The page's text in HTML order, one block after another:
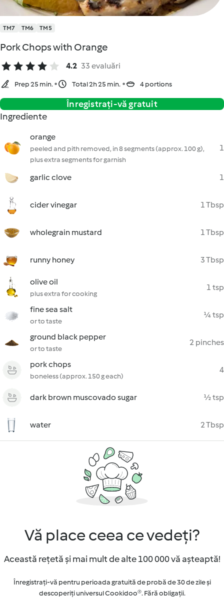
TM7 TM6 TM5
Pork Chops with Orange
4.2 33 evaluări
Prep 25 min. Total 2h 25 min. 4 portions
Înregistrați-vă gratuit
Ingrediente
orange
peeled and pith removed, in 8 segments (approx. 100 g),
plus extra segments for garnish
1
garlic clove 1
cider vinegar 1 Tbsp
wholegrain mustard 1 Tbsp
runny honey 3 Tbsp
olive oil
plus extra for cooking
1 tsp
fine sea salt
or to taste
¼ tsp
ground black pepper
or to taste
2 pinches
pork chops
boneless (approx. 150 g each)
4
dark brown muscovado sugar ½ tsp
water 2 Tbsp
Vă place ceea ce vedeți?
Această rețetă și mai mult de alte 100 000 vă așteaptă!
Înregistrați-vă pentru perioada gratuită de probă de 30 de zile și
descoperiți universul Cookidoo®. Fără obligaţii.